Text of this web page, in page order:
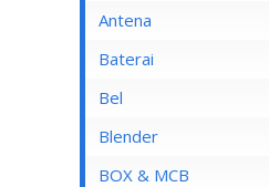
Antena
Baterai
Bel
Blender
Blender Advance
BOX & MCB